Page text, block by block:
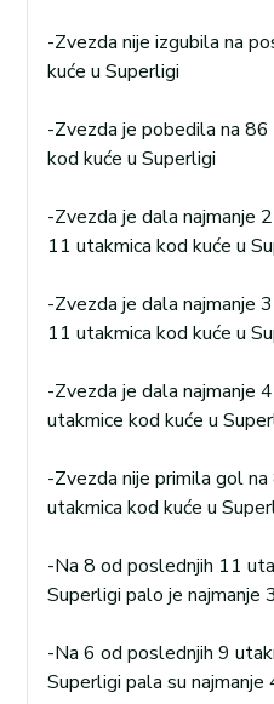
-Zvezda nije izgubila na
kuće u Superligi
-Zvezda je pobedila na
kod kuće u Superligi
-Zvezda je dala najmanje
11 utakmica kod kuće u
-Zvezda je dala najmanje
11 utakmica kod kuće u
-Zvezda je dala najmanje
utakmice kod kuće u
-Zvezda nije primila gol
utakmica kod kuće u
-Na 8 od poslednjih 11
Superligi palo je najmanje
-Na 6 od poslednjih 9
Superligi pala su najmanje